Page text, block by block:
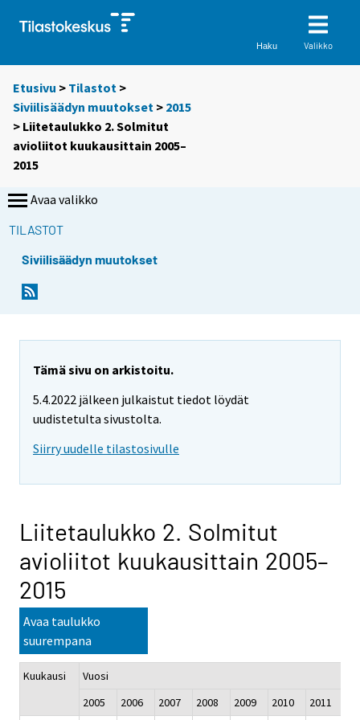
Haku Valikko
Etusivu > Tilastot >
Siviilisäädyn muutokset > 2015
> Liitetaulukko 2. Solmitut
avioliitot kuukausittain 2005–
2015
Avaa valikko
TILASTOT
Siviilisäädyn muutokset
Tämä sivu on arkistoitu.
5.4.2022 jälkeen julkaistut tiedot löydät
uudistetulta sivustolta.
Siirry uudelle tilastosivulle
Liitetaulukko 2. Solmitut
avioliitot kuukausittain 2005–
2015
Avaa taulukko
suurempana
Kuukausi
Vuosi
2005
2006 2007 2008 2009 2010 2011